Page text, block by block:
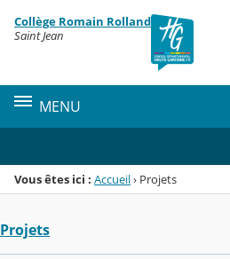
Menu de la rubrique
Contenu
Collège Romain Rolland
Saint Jean
MENU
Vous êtes ici : Accueil› Projets
Projets